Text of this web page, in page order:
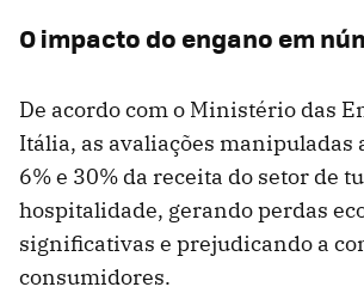
O impacto do engano em
De acordo com o Ministério das
Itália, as avaliações manipuladas
6% e 30% da receita do setor de
hospitalidade, gerando perdas
significativas e prejudicando a
consumidores.